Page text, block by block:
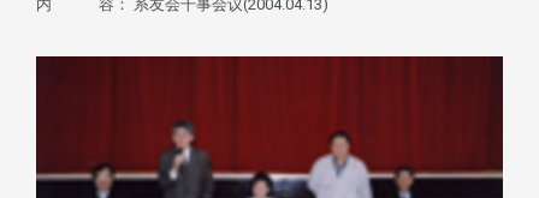
内 容： 系友会干事会议(2004.04.13)